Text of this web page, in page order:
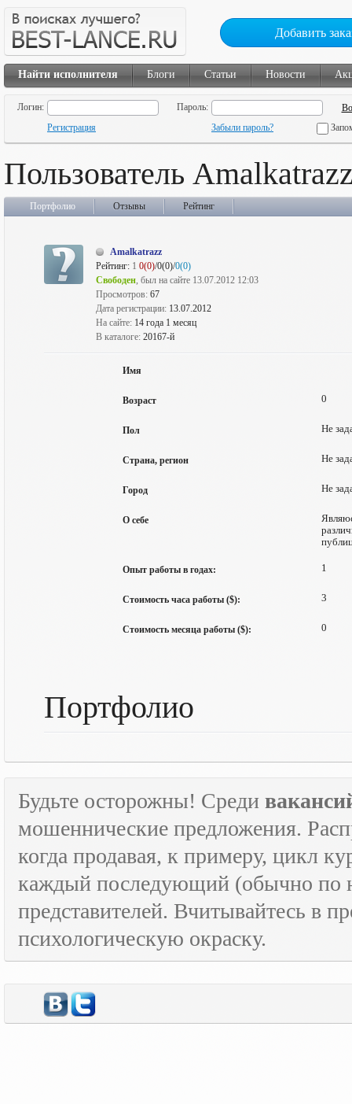
Добавить
Найти исполнителя Блоги Статьи Новости
Логин:
Пароль:
Регистрация
Забыли пароль?
Пользователь
Портфолио Отзывы Рейтинг
Amalkatrazz
Рейтинг: 1 0(0)/0(0)/0(0)
Свободен, был на сайте 13.07.2012 12:03
Просмотров: 67
Дата регистрации: 13.07.2012
На сайте: 14 года 1 месяц
В каталоге: 20167-й
Имя
Возраст 0
Пол Не
Страна, регион Не
Город Не
О себе
Опыт работы в годах: 1
Стоимость часа работы ($): 3
Стоимость месяца работы ($): 0
Портфолио
Будьте осторожны! Среди
мошеннические предложения.
когда продавая, к примеру, цикл
каждый последующий (обычно по
представителей. Вчитывайтесь в
психологическую окраску.